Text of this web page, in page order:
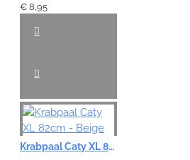
€ 8,95
Krabpaal Caty XL 82cm - Beige